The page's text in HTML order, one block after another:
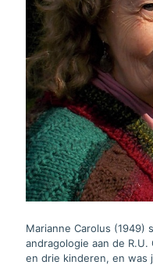
Marianne Carolus (1949)
andragologie aan de
en drie kinderen, en was